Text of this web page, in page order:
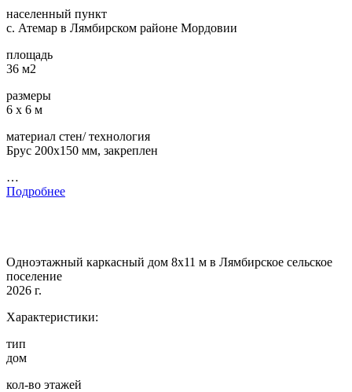
населенный пункт
с. Атемар в Лямбирском районе Мордовии
площадь
36 м2
размеры
6 х 6 м
материал стен/ технология
Брус 200х150 мм, закреплен
…
Подробнее
Одноэтажный каркасный дом 8х11 м в Лямбирское сельское
поселение
2026 г.
Характеристики:
тип
дом
кол-во этажей